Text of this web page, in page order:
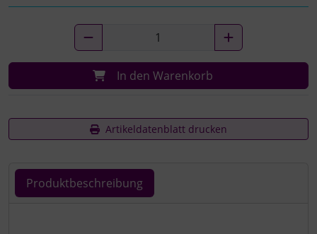
In den Warenkorb
Artikeldatenblatt drucken
Produktbeschreibung